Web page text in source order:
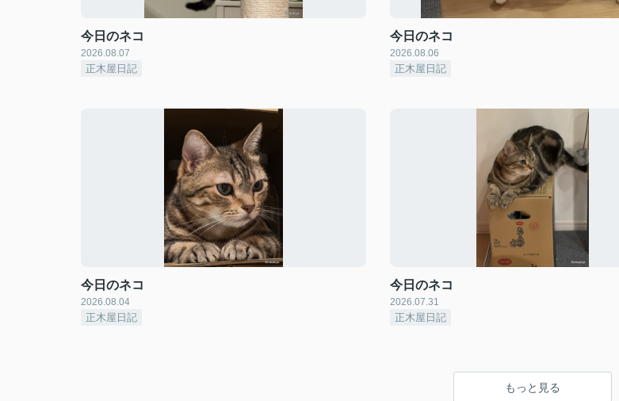
今日のネコ
2026.08.07
正木屋日記
今日のネコ
2026.08.06
正木屋日記
今日のネコ
2026.08.04
正木屋日記
今日のネコ
2026.07.31
正木屋日記
もっと見る